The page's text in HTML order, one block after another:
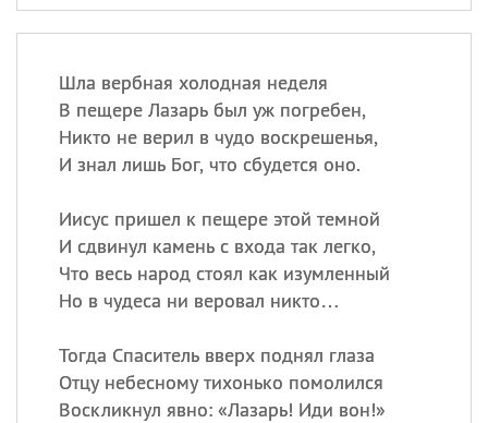
Шла вербная холодная неделя
В пещере Лазарь был уж погребен,
Никто не верил в чудо воскрешенья,
И знал лишь Бог, что сбудется оно.
Иисус пришел к пещере этой темной
И сдвинул камень с входа так легко,
Что весь народ стоял как изумленный
Но в чудеса ни веровал никто…
Тогда Спаситель вверх поднял глаза
Отцу небесному тихонько помолился
Воскликнул явно: «Лазарь! Иди вон!»